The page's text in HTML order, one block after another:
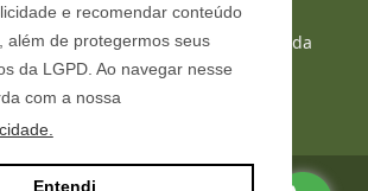
e recomendar conteúdo
além de protegermos seus
da LGPD. Ao navegar nesse
com a nossa
Entendi
IMOBILIÁRIOS
2008, conjunto 303, Jardim Wanda
- São Paulo